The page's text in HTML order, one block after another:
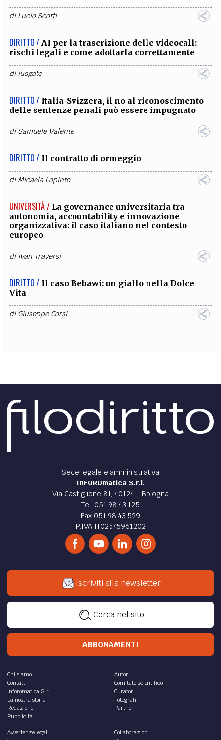
diLucio Scotti
DIRITTO / AI per la trascrizione delle videocall:
rischi legali e come adottarla correttamente
diiusgate
DIRITTO / Italia-Svizzera, il no al riconoscimento
delle sentenze penali può essere impugnato
diSamuele Valente
DIRITTO / Il contratto di ormeggio
diMicaela Lopinto
UNIVERSITÀ / La governance universitaria tra
autonomia, accountability e innovazione
organizzativa: il caso italiano nel contesto
europeo
di Ivan Traversi
DIRITTO / Il caso Bebawi: un giallo nella Dolce
Vita
diGiuseppe Corsi
Sede legale e amministrativa
InFOROmatica S.r.l.
Via Castiglione 81, 40124 - Bologna
Tel. 051.98.43.125
Fax 051.98.43.529
P.IVA IT02575961202
Iscriviti alla newsletter
Cerca nel sito
ABBONAMENTI
Chi siamo
Contatti
Inforomatica S.r.l.
La nostra storia
Redazione
Pubblicità
Autori
Comitato scientifico
Curatori
Fotografi
Partner
Avvertenze legali
Collaborazioni